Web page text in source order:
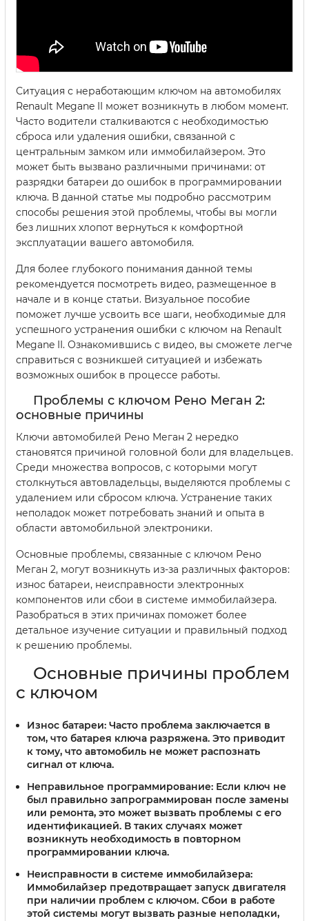
Ситуация с неработающим ключом на автомобилях
Renault Megane II может возникнуть в любом момент.
Часто водители сталкиваются с необходимостью
сброса или удаления ошибки, связанной с
центральным замком или иммобилайзером. Это
может быть вызвано различными причинами: от
разрядки батареи до ошибок в программировании
ключа. В данной статье мы подробно рассмотрим
способы решения этой проблемы, чтобы вы могли
без лишних хлопот вернуться к комфортной
эксплуатации вашего автомобиля.
Для более глубокого понимания данной темы
рекомендуется посмотреть видео, размещенное в
начале и в конце статьи. Визуальное пособие
поможет лучше усвоить все шаги, необходимые для
успешного устранения ошибки с ключом на Renault
Megane II. Ознакомившись с видео, вы сможете легче
справиться с возникшей ситуацией и избежать
возможных ошибок в процессе работы.
Проблемы с ключом Рено Меган 2:
основные причины
Ключи автомобилей Рено Меган 2 нередко
становятся причиной головной боли для владельцев.
Среди множества вопросов, с которыми могут
столкнуться автовладельцы, выделяются проблемы с
удалением или сбросом ключа. Устранение таких
неполадок может потребовать знаний и опыта в
области автомобильной электроники.
Основные проблемы, связанные с ключом Рено
Меган 2, могут возникнуть из-за различных факторов:
износ батареи, неисправности электронных
компонентов или сбои в системе иммобилайзера.
Разобраться в этих причинах поможет более
детальное изучение ситуации и правильный подход
к решению проблемы.
Основные причины проблем
с ключом
Износ батареи: Часто проблема заключается в
том, что батарея ключа разряжена. Это приводит
к тому, что автомобиль не может распознать
сигнал от ключа.
Неправильное программирование: Если ключ не
был правильно запрограммирован после замены
или ремонта, это может вызвать проблемы с его
идентификацией. В таких случаях может
возникнуть необходимость в повторном
программировании ключа.
Неисправности в системе иммобилайзера:
Иммобилайзер предотвращает запуск двигателя
при наличии проблем с ключом. Сбои в работе
этой системы могут вызвать разные неполадки,